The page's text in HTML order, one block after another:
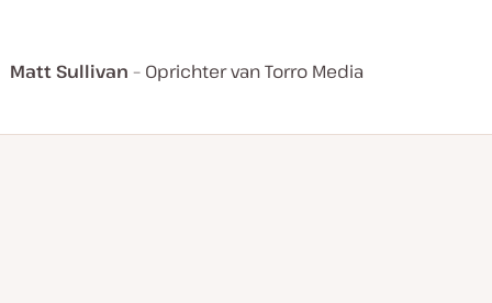
Matt Sullivan – Oprichter van Torro Media